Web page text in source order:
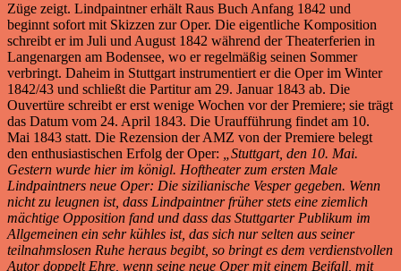
Züge zeigt. Lindpaintner erhält Raus Buch Anfang 1842 und
beginnt sofort mit Skizzen zur Oper. Die eigentliche Komposition
schreibt er im Juli und August 1842 während der Theaterferien in
Langenargen am Bodensee, wo er regelmäßig seinen Sommer
verbringt. Daheim in Stuttgart instrumentiert er die Oper im Winter
1842/43 und schließt die Partitur am 29. Januar 1843 ab. Die
Ouvertüre schreibt er erst wenige Wochen vor der Premiere; sie trägt
das Datum vom 24. April 1843. Die Uraufführung findet am 10.
Mai 1843 statt. Die Rezension der AMZ von der Premiere belegt
den enthusiastischen Erfolg der Oper:
„Stuttgart, den 10. Mai.
Gestern wurde hier im königl. Hoftheater zum ersten Male
Lindpaintners neue Oper: Die sizilianische Vesper gegeben. Wenn
nicht zu leugnen ist, dass Lindpaintner früher stets eine ziemlich
mächtige Opposition fand und dass das Stuttgarter Publikum im
Allgemeinen ein sehr kühles ist, das sich nur selten aus seiner
teilnahmslosen Ruhe heraus begibt, so bringt es dem verdienstvollen
Autor doppelt Ehre, wenn seine neue Oper mit einem Beifall, mit